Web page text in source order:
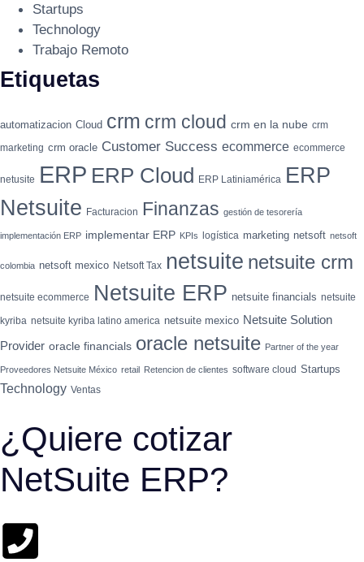
Startups
Technology
Trabajo Remoto
Etiquetas
automatizacion Cloud crm crm cloud crm en la nube crm
marketing crm oracle Customer Success ecommerce ecommerce
netusite ERP ERP Cloud ERP Latiniamérica ERP
Netsuite Facturacion Finanzas gestión de tesorería
implementación ERP implementar ERP KPIs logística marketing netsoft netsoft
colombia netsoft mexico Netsoft Tax netsuite netsuite crm
netsuite ecommerce Netsuite ERP netsuite financials netsuite
kyriba netsuite kyriba latino america netsuite mexico Netsuite Solution
Provider oracle financials oracle netsuite Partner of the year
Proveedores Netsuite México retail Retencion de clientes software cloud Startups
Technology Ventas
¿Quiere cotizar
NetSuite ERP?